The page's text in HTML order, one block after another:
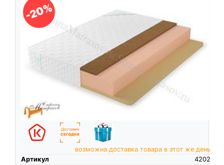
-20%
возможна доставка товара в этот же день
Артикул
4202